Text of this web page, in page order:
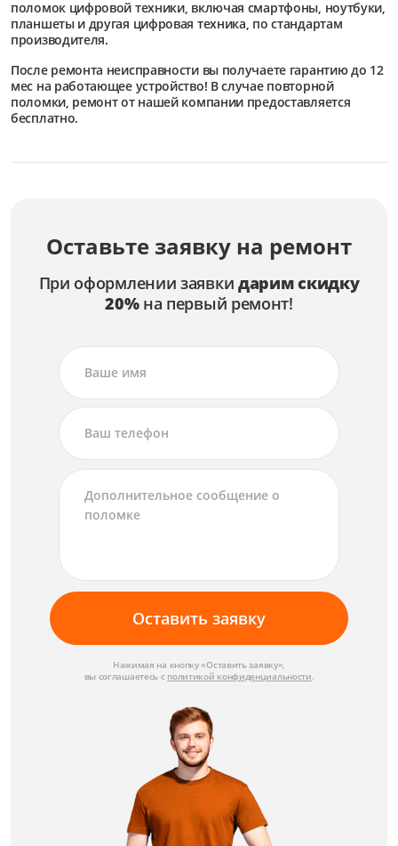
поломок цифровой техники, включая смартфоны, ноутбуки,
планшеты и другая цифровая техника, по стандартам
производителя.
После ремонта неисправности вы получаете гарантию до 12
мес на работающее устройство! В случае повторной
поломки, ремонт от нашей компании предоставляется
бесплатно.
Оставьте заявку на ремонт
При оформлении заявки дарим скидку
20%на первый ремонт!
Оставить заявку
Нажимая на кнопку «Оставить заявку»,
вы соглашаетесь с политикой конфиденциальности.